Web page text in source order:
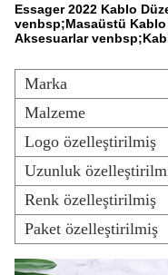
Essager 2022 Kablo
venbsp;Masaüstü Kablo
Aksesuarlar
Marka
Malzeme
Logo özelleştirilmiş
Uzunluk
Renk özelleştirilmiş
Paket özelleştirilmiş